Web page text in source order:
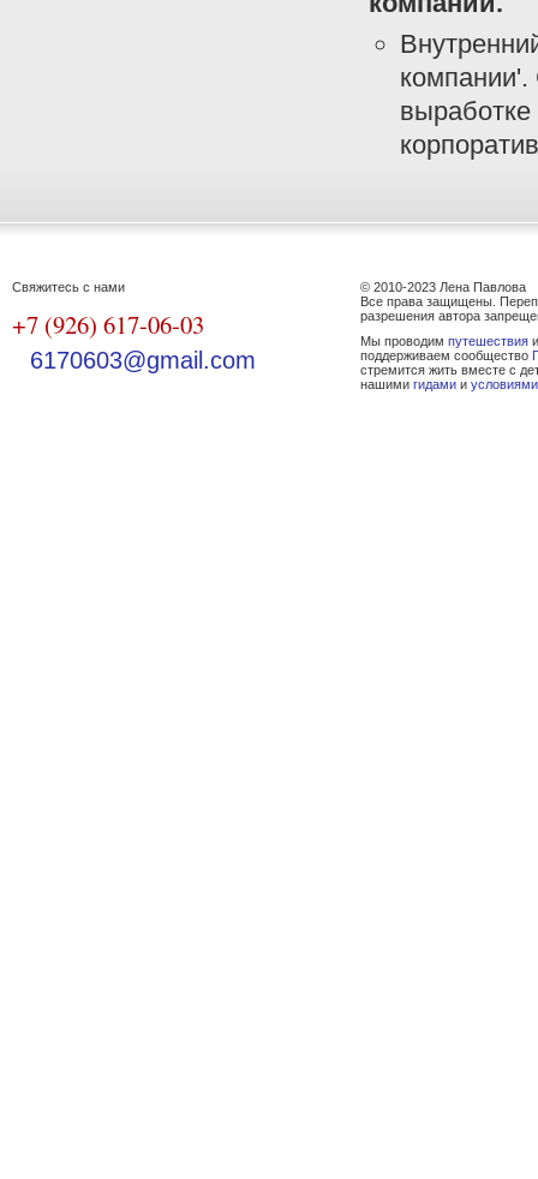
Свяжитесь с нами
+7 (926) 617-06-03
6170603@gmail.com
© 2010-2023 Лена Павлова
Все права защищены.
разрешения автора
Мы проводим путешествия
поддерживаем сообщество
стремится жить вместе с
нашими гидами и условиями